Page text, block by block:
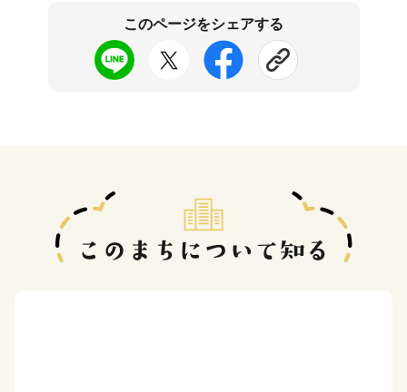
このページをシェアする